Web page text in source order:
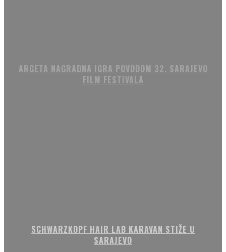
ARGETA NAGRADNA IGRA POVODOM 32. SARAJEVO
FILM FESTIVALA
SCHWARZKOPF HAIR LAB KARAVAN STIŽE U
SARAJEVO